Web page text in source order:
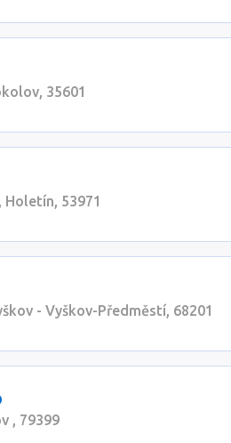
35601
53971
- Vyškov-Předměstí, 68201
, 79399